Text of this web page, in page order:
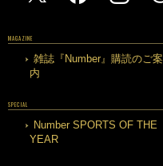
MAGAZINE
雑誌『Number』購読のご案
内
SPECIAL
Number SPORTS OF THE
YEAR